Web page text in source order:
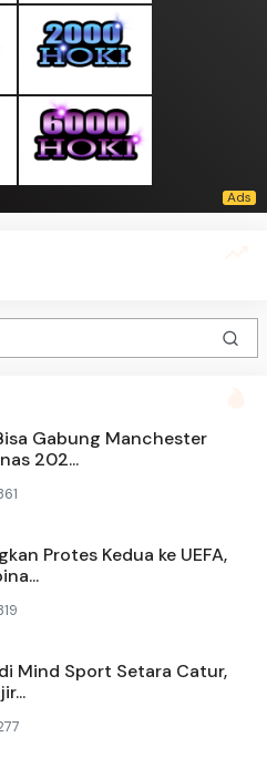
Gabung Manchester
202...
Protes Kedua ke UEFA,
Mind Sport Setara Catur,